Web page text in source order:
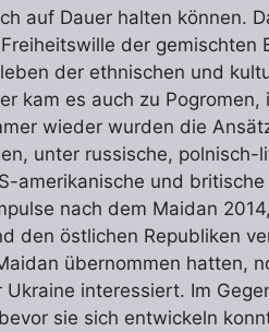
auf Dauer halten können.
der gemischten
der ethnischen und
kam es auch zu
wieder wurden die
unter russische,
amerikanische und
nach dem Maidan
den östlichen Republiken
übernommen hatten,
interessiert. Im
sie sich entwickeln